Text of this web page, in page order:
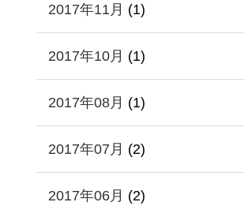
2017年11月 (1)
2017年10月 (1)
2017年08月 (1)
2017年07月 (2)
2017年06月 (2)